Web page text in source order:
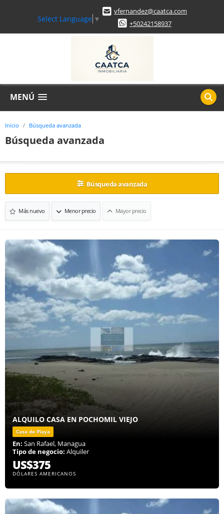
Select Language ▼
vfernandez@caatca.com
+50242158937
MENÚ
Inicio Búsqueda avanzada
Búsqueda avanzada
Búsqueda avanzada
Más nuevo Menor precio Mayor precio
ALQUILO CASA EN POCHOMIL VIEJO
Casa de Playa
En: San Rafael, Managua
Tipo de negocio: Alquiler
US$375
DÓLARES AMERICANOS